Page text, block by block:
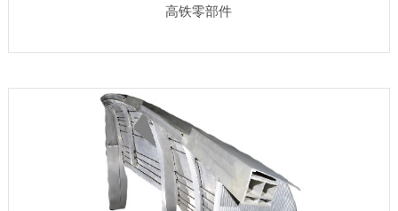
高铁零部件